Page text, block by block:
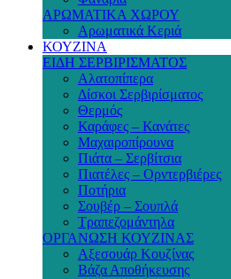
ΑΡΩΜΑΤΙΚΑ ΧΩΡΟΥ
Αρωματικά Κεριά
ΚΟΥΖΙΝΑ
ΕΙΔΗ ΣΕΡΒΙΡΙΣΜΑΤΟΣ
Αλατοπίπερα
Δίσκοι Σερβιρίσματος
Θερμός
Καράφες – Κανάτες
Μαχαιροπίρουνα
Πιάτα – Σερβίτσια
Πιατέλες – Ορντερβιέρες
Ποτήρια
Σουβέρ – Σουπλά
Τραπεζομάντηλα
ΟΡΓΑΝΩΣΗ ΚΟΥΖΙΝΑΣ
Αξεσουάρ Κουζίνας
Βάζα Αποθήκευσης